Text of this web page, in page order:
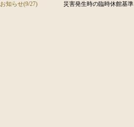
お知らせ(9/27) 災害発生時の臨時休館基準